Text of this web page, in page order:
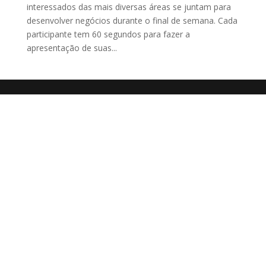
interessados das mais diversas áreas se juntam para
desenvolver negócios durante o final de semana. Cada
participante tem 60 segundos para fazer a
apresentação de suas...